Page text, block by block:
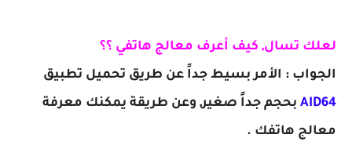
لعلك تسال, كيف أعرف معالج هاتفي ؟؟
الجواب : الأمر بسيط جداً عن طريق تحميل تطبيق
AID64 بحجم جداً صغير, وعن طريقة يمكنك معرفة
معالج هاتفك .